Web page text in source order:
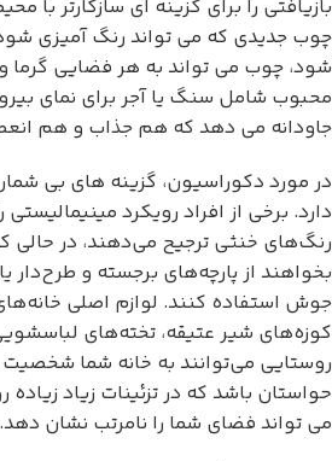
بازیافتی را برای گزینه ای سازگارتر با
چوب جدیدی که می تواند رنگ آمیزی
شود، چوب می تواند به هر فضایی گرما
محبوب شامل سنگ یا آجر برای نمای
جاودانه می دهد که هم جذاب و هم
در مورد دکوراسیون، گزینه های بی
دارد. برخی از افراد رویکرد
رنگ‌های خنثی ترجیح می‌دهند، در
بخواهند از پارچه‌های برجسته و طرح‌دار
جوش استفاده کنند. لوازم اصلی
کوزه‌های شیر عتیقه، تخته‌های
روستایی می‌توانند به خانه شما شخصیت
حواستان باشد که در تزئینات زیاد زیاده
می تواند فضای شما را نامرتب نشان دهد.